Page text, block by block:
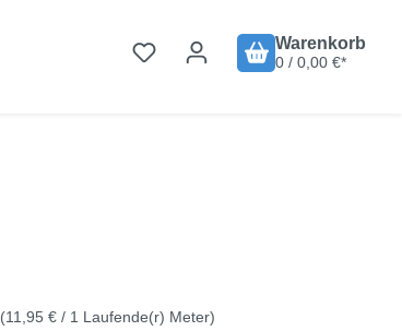
Warenkorb
0 / 0,00 €*
(11,95 € / 1 Laufende(r) Meter)